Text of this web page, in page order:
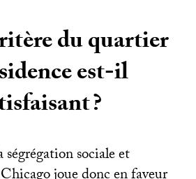
du quartier
est-il
?
sociale et